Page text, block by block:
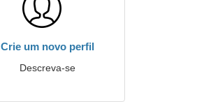
Crie um novo perfil
Descreva-se